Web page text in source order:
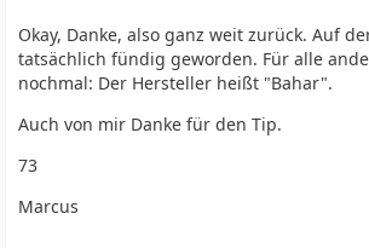
Okay, Danke, also ganz weit zurück. Auf
tatsächlich fündig geworden. Für alle
nochmal: Der Hersteller heißt "Bahar".
Auch von mir Danke für den Tip.
73
Marcus